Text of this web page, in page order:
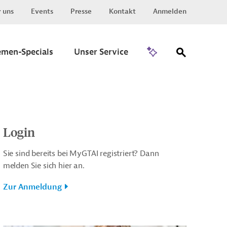
uns Events Presse Kontakt Anmelden
Specials Unser Service
Login
Sie sind bereits bei MyGTAI registriert? Dann
melden Sie sich hier an.
Zur Anmeldung